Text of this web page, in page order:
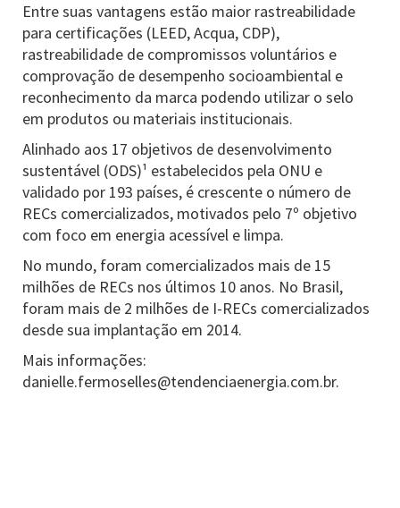
Entre suas vantagens estão maior rastreabilidade
para certificações (LEED, Acqua, CDP),
rastreabilidade de compromissos voluntários e
comprovação de desempenho socioambiental e
reconhecimento da marca podendo utilizar o selo
em produtos ou materiais institucionais.
Alinhado aos 17 objetivos de desenvolvimento
sustentável (ODS)¹ estabelecidos pela ONU e
validado por 193 países, é crescente o número de
RECs comercializados, motivados pelo 7º objetivo
com foco em energia acessível e limpa.
No mundo, foram comercializados mais de 15
milhões de RECs nos últimos 10 anos. No Brasil,
foram mais de 2 milhões de I-RECs comercializados
desde sua implantação em 2014.
Mais informações:
danielle.fermoselles@tendenciaenergia.com.br.